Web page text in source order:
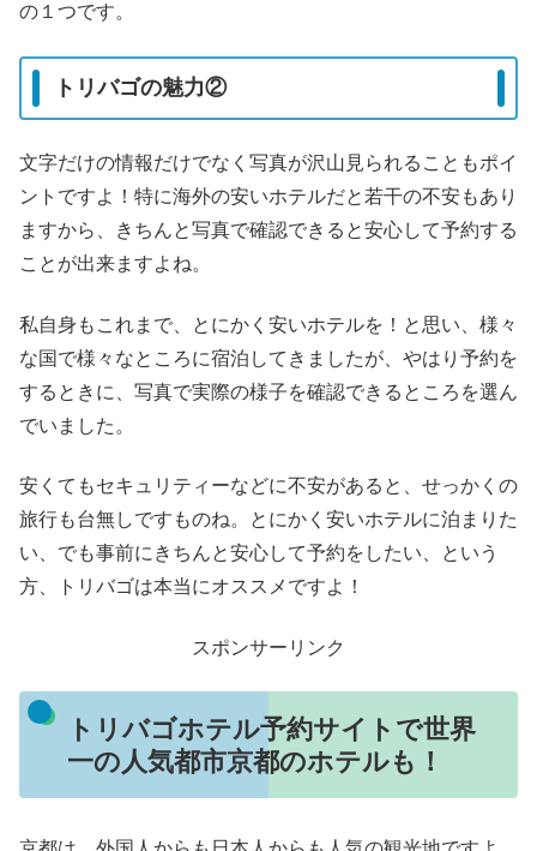
の１つです。
トリバゴの魅力②
文字だけの情報だけでなく写真が沢山見られることもポイ
ントですよ！特に海外の安いホテルだと若干の不安もあり
ますから、きちんと写真で確認できると安心して予約する
ことが出来ますよね。
私自身もこれまで、とにかく安いホテルを！と思い、様々
な国で様々なところに宿泊してきましたが、やはり予約を
するときに、写真で実際の様子を確認できるところを選ん
でいました。
安くてもセキュリティーなどに不安があると、せっかくの
旅行も台無しですものね。とにかく安いホテルに泊まりた
い、でも事前にきちんと安心して予約をしたい、という
方、トリバゴは本当にオススメですよ！
スポンサーリンク
トリバゴホテル予約サイトで世界
一の人気都市京都のホテルも！